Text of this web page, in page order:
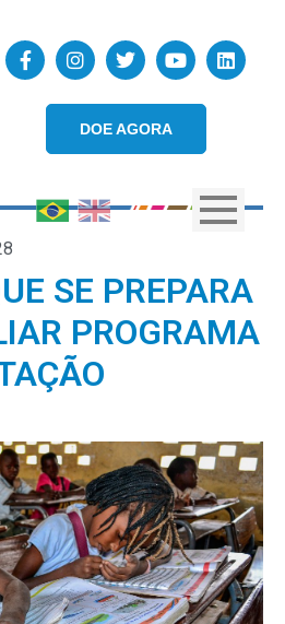
DOE AGORA
SE PREPARA
PROGRAMA